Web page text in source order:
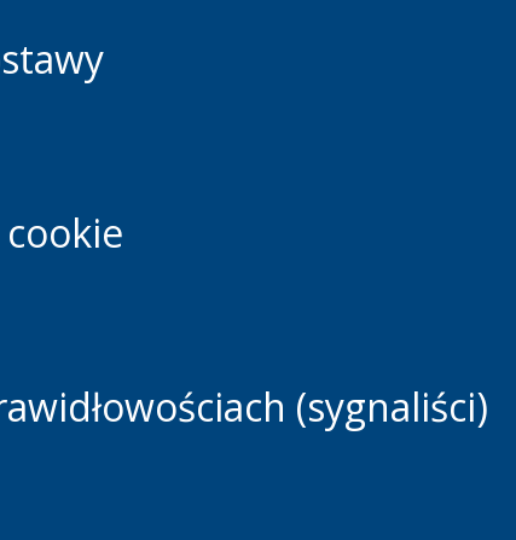
(sygnaliści)